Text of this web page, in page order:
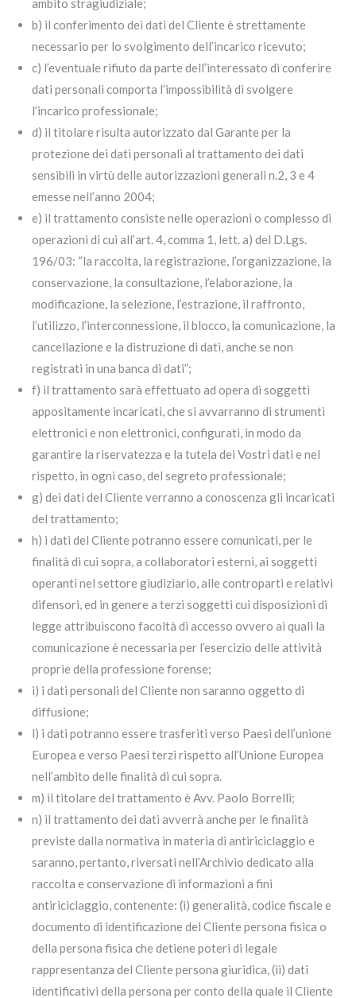
ambito stragiudiziale;
b) il conferimento dei dati del Cliente è strettamente
necessario per lo svolgimento dell’incarico ricevuto;
c) l’eventuale rifiuto da parte dell’interessato di conferire
dati personali comporta l’impossibilità di svolgere
l’incarico professionale;
d) il titolare risulta autorizzato dal Garante per la
protezione dei dati personali al trattamento dei dati
sensibili in virtù delle autorizzazioni generali n.2, 3 e 4
emesse nell’anno 2004;
e) il trattamento consiste nelle operazioni o complesso di
operazioni di cui all’art. 4, comma 1, lett. a) del D.Lgs.
196/03: “la raccolta, la registrazione, l’organizzazione, la
conservazione, la consultazione, l’elaborazione, la
modificazione, la selezione, l’estrazione, il raffronto,
l’utilizzo, l’interconnessione, il blocco, la comunicazione, la
cancellazione e la distruzione di dati, anche se non
registrati in una banca di dati”;
f) il trattamento sarà effettuato ad opera di soggetti
appositamente incaricati, che si avvarranno di strumenti
elettronici e non elettronici, configurati, in modo da
garantire la riservatezza e la tutela dei Vostri dati e nel
rispetto, in ogni caso, del segreto professionale;
g) dei dati del Cliente verranno a conoscenza gli incaricati
del trattamento;
h) i dati del Cliente potranno essere comunicati, per le
finalità di cui sopra, a collaboratori esterni, ai soggetti
operanti nel settore giudiziario, alle controparti e relativi
difensori, ed in genere a terzi soggetti cui disposizioni di
legge attribuiscono facoltà di accesso ovvero ai quali la
comunicazione è necessaria per l’esercizio delle attività
proprie della professione forense;
i) i dati personali del Cliente non saranno oggetto di
diffusione;
l) i dati potranno essere trasferiti verso Paesi dell’unione
Europea e verso Paesi terzi rispetto all’Unione Europea
nell’ambito delle finalità di cui sopra.
m) il titolare del trattamento è Avv. Paolo Borrelli;
n) il trattamento dei dati avverrà anche per le finalità
previste dalla normativa in materia di antiriciclaggio e
saranno, pertanto, riversati nell’Archivio dedicato alla
raccolta e conservazione di informazioni a fini
antiriciclaggio, contenente: (i) generalità, codice fiscale e
documento di identificazione del Cliente persona fisica o
della persona fisica che detiene poteri di legale
rappresentanza del Cliente persona giuridica, (ii) dati
identificativi della persona per conto della quale il Cliente